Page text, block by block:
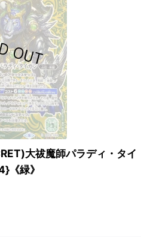
大祓魔師パラディ・タイ
《緑》